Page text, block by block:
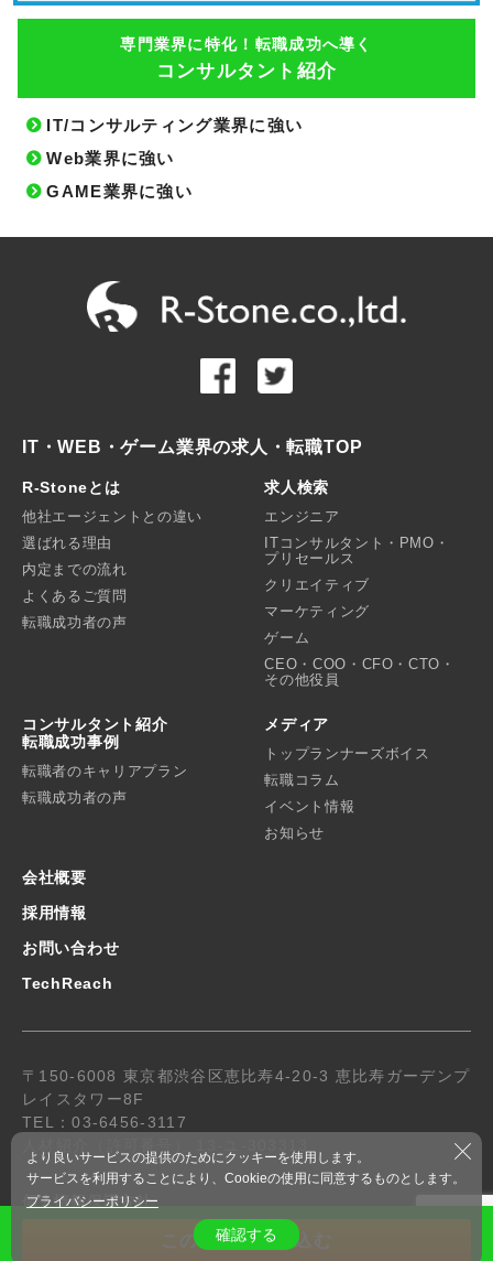
この求人に申し込む
専門業界に特化！転職成功へ導く
コンサルタント紹介
IT/コンサルティング業界に強い
Web業界に強い
GAME業界に強い
IT・WEB・ゲーム業界の求人・転職TOP
R-Stoneとは
他社エージェントとの違い
選ばれる理由
内定までの流れ
よくあるご質問
転職成功者の声
求人検索
エンジニア
ITコンサルタント・PMO・
プリセールス
クリエイティブ
マーケティング
ゲーム
CEO・COO・CFO・CTO・
その他役員
コンサルタント紹介
転職成功事例
転職者のキャリアプラン
転職成功者の声
メディア
トップランナーズボイス
転職コラム
イベント情報
お知らせ
会社概要
採用情報
お問い合わせ
TechReach
〒150-6008 東京都渋谷区恵比寿4-20-3 恵比寿ガーデンプ
レイスタワー8F
TEL：03-6456-3117
個人情報保護方針
© 2019 R-Stone.co.,ltd. All Rights Reserved.
より良いサービスの提供のためにクッキーを使用します。
サービスを利用することにより、Cookieの使用に同意するものとします。
プライバシーポリシー
確認する